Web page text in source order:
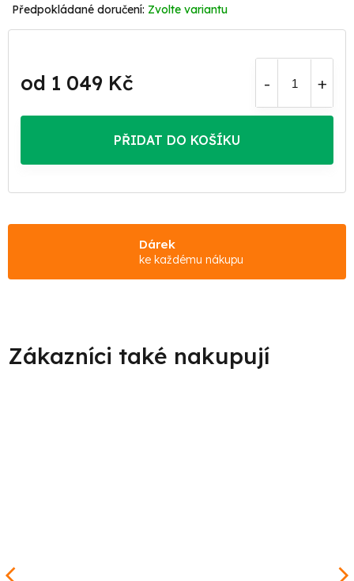
Zvolte variantu
od 1 049 Kč
cena:
PŘIDAT DO KOŠÍKU
Dárek
ke každému nákupu